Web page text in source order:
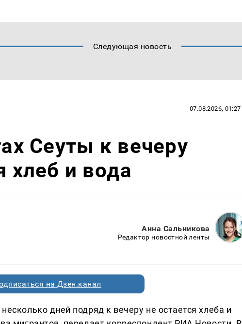
Следующая новость
07.08.2026, 01:27
Сеуты к вечеру
хлеб и вода
Анна Сальникова
Редактор новостной ленты
на Дзен.канал
дней подряд к вечеру не остается хлеба и